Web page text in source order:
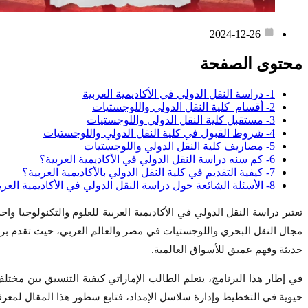
2024-12-26
محتوى الصفحة
1- دراسة النقل الدولي في الأكاديمية العربية
2- أقسام كلية النقل الدولي واللوجستيات
3- مستقبل كلية النقل الدولي واللوجستيات
4- شروط القبول في كلية النقل الدولي واللوجستيات
5- مصاريف كلية النقل الدولي واللوجستيات
6- كم سنه دراسة النقل الدولي في الأكاديمية العربية؟
7- كيفية التقديم في كلية النقل الدولي بالأكاديمية العربية؟
8- الأسئلة الشائعة حول دراسة النقل الدولي في الأكاديمية العربية
تعتبر دراسة النقل الدولي في الأكاديمية العربية للعلوم
مجال النقل البحري واللوجستيات في مصر والعالم العربي، حيث تقدم
حديثة وفهم عميق للأسواق العالمية.
في إطار هذا البرنامج، يتعلم الطالب الإماراتي كيفية التنسيق بين
حيوية في التخطيط وإدارة سلاسل الإمداد، فتابع سطور هذا المقال